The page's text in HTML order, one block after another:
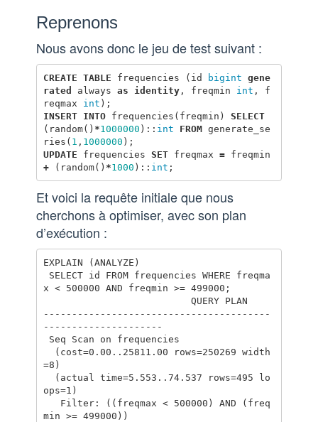
Reprenons
Nous avons donc le jeu de test suivant :
CREATE TABLE frequencies ( id bigint
gene
rated
always as identity , freqmin int ,
f
reqmax
int );
INSERT INTO frequencies ( freqmin )
SELECT
( random() *1000000 ):: int FROM generate_se
ries ( 1 , 1000000 );
UPDATE
frequencies SET freqmax = freqmin
+
( random() *1000 ):: int ;
Et voici la requête initiale que nous
cherchons à optimiser, avec son plan
d’exécution :
EXPLAIN (ANALYZE)
x < 500000 AND freqmin >= 499000;
                          QUERY PLAN
----------------------------------------
---------------------
=8)
ops=1)
min >= 499000))